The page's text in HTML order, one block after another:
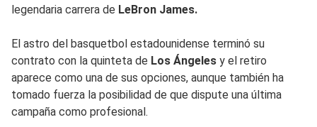
legendaria carrera de LeBron James.
El astro del basquetbol estadounidense terminó su
contrato con la quinteta de Los Ángeles y el retiro
aparece como una de sus opciones, aunque también ha
tomado fuerza la posibilidad de que dispute una última
campaña como profesional.